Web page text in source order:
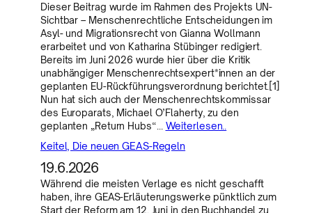
Dieser Beitrag wurde im Rahmen des Projekts UN-
Sichtbar – Menschenrechtliche Entscheidungen im
Asyl- und Migrationsrecht von Gianna Wollmann
erarbeitet und von Katharina Stübinger redigiert.
Bereits im Juni 2026 wurde hier über die Kritik
unabhängiger Menschenrechtsexpert*innen an der
geplanten EU-Rückführungsverordnung berichtet.[1]
Nun hat sich auch der Menschenrechtskommissar
des Europarats, Michael O’Flaherty, zu den
geplanten „Return Hubs“… Weiterlesen..
Keitel, Die neuen GEAS-Regeln
19.6.2026
Während die meisten Verlage es nicht geschafft
haben, ihre GEAS-Erläuterungswerke pünktlich zum
Start der Reform am 12. Juni in den Buchhandel zu